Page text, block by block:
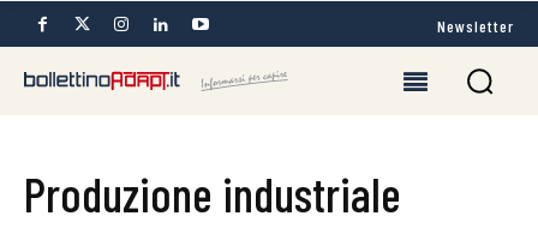
Newsletter
Produzione industriale